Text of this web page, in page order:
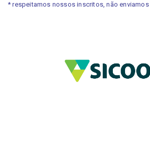
* respeitamos nossos inscritos, não